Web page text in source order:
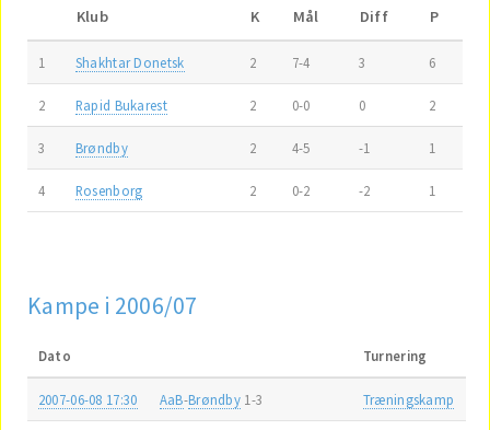
Klub K Mål Diff P
1 Shakhtar Donetsk 2 7-4 3 6
2 Rapid Bukarest 2 0-0 0 2
3 Brøndby 2 4-5 -1 1
4 Rosenborg 2 0-2 -2 1
Kampe i 2006/07
Dato Turnering
2007-06-08 17:30 AaB-Brøndby 1-3 Træningskamp